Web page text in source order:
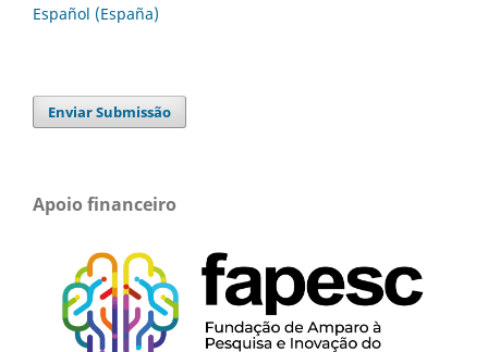
Español (España)
Enviar Submissão
Apoio financeiro